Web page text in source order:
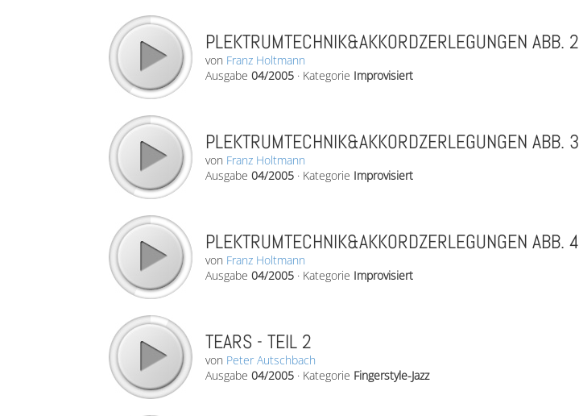
PLEKTRUMTECHNIK&AKKORDZERLEGUNGEN ABB. 2
von Franz Holtmann
Ausgabe 04/2005 · Kategorie Improvisiert
PLEKTRUMTECHNIK&AKKORDZERLEGUNGEN ABB. 3
von Franz Holtmann
Ausgabe 04/2005 · Kategorie Improvisiert
PLEKTRUMTECHNIK&AKKORDZERLEGUNGEN ABB. 4
von Franz Holtmann
Ausgabe 04/2005 · Kategorie Improvisiert
TEARS - TEIL 2
von Peter Autschbach
Ausgabe 04/2005 · Kategorie Fingerstyle-Jazz